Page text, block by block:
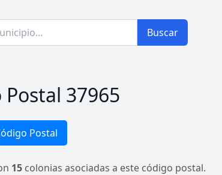
Buscar
37965
Postal
15 colonias asociadas a este código postal.